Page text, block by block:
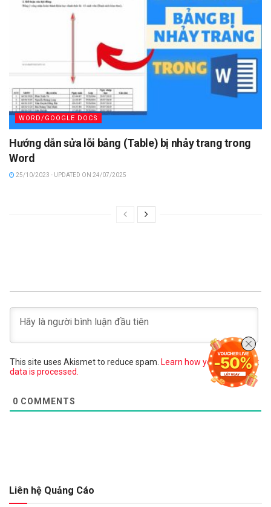
WORD/GOOGLE DOCS
Hướng dẫn sửa lỗi bảng (Table) bị nhảy trang trong
Word
25/10/2023 - UPDATED ON 24/07/2025
This site uses Akismet to reduce spam. Learn how your comment
data is processed.
0 COMMENTS
Liên hệ Quảng Cáo